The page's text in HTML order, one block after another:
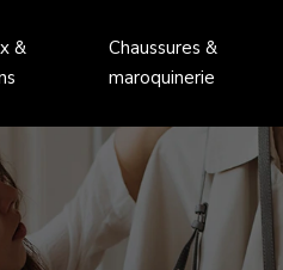
&
Chaussures &
maroquinerie